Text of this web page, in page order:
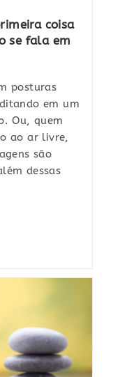
coisa
se fala em
posturas
em um
Ou, quem
ao ar livre,
são
dessas